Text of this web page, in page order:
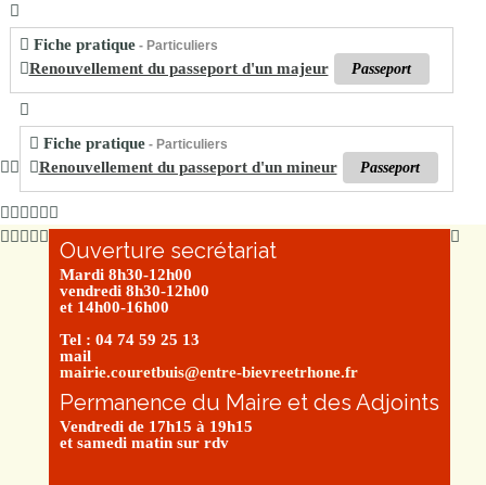
Fiche pratique- Particuliers
Renouvellement du passeport d'un majeur Passeport
Fiche pratique- Particuliers
Renouvellement du passeport d'un mineur Passeport
Ouverture secrétariat
Mardi 8h30-12h00
vendredi 8h30-12h00
et 14h00-16h00
Tel : 04 74 59 25 13
mail
mairie.couretbuis@entre-bievreetrhone.fr
Permanence du Maire et des Adjoints
Vendredi de 17h15 à 19h15
et samedi matin sur rdv